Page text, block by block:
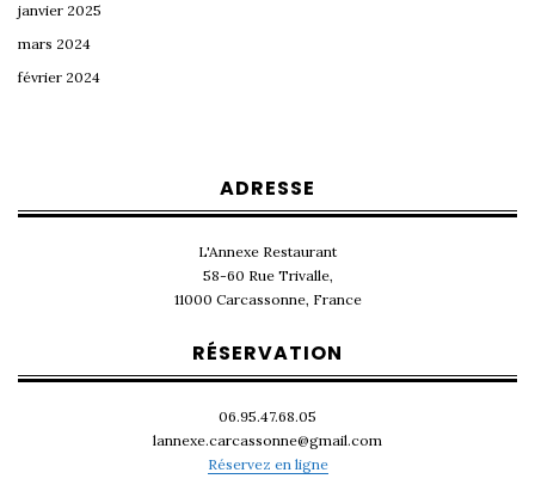
janvier 2025
mars 2024
février 2024
ADRESSE
L'Annexe Restaurant
58-60 Rue Trivalle,
11000 Carcassonne, France
RÉSERVATION
06.95.47.68.05
lannexe.carcassonne@gmail.com
Réservez en ligne